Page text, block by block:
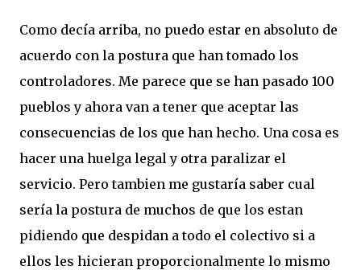
Como decía arriba, no puedo estar en absoluto de
acuerdo con la postura que han tomado los
controladores. Me parece que se han pasado 100
pueblos y ahora van a tener que aceptar las
consecuencias de los que han hecho. Una cosa es
hacer una huelga legal y otra paralizar el
servicio. Pero tambien me gustaría saber cual
sería la postura de muchos de que los estan
pidiendo que despidan a todo el colectivo si a
ellos les hicieran proporcionalmente lo mismo